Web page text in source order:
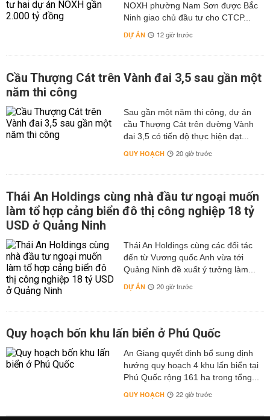
NOXH phường Nam Sơn được Bắc
Ninh giao chủ đầu tư cho CTCP...
DỰ ÁN 12 giờ trước
Cầu Thượng Cát trên Vành đai 3,5 sau gần một
năm thi công
Sau gần một năm thi công, dự án
cầu Thượng Cát trên đường Vành
đai 3,5 có tiến độ thực hiện đạt...
QUY HOẠCH 20 giờ trước
Thái An Holdings cùng nhà đầu tư ngoại muốn
làm tổ hợp cảng biển đô thị công nghiệp 18 tỷ
USD ở Quảng Ninh
Thái An Holdings cùng các đối tác
đến từ Vương quốc Anh vừa tới
Quảng Ninh đề xuất ý tưởng làm...
DỰ ÁN 20 giờ trước
Quy hoạch bốn khu lấn biển ở Phú Quốc
An Giang quyết định bổ sung định
hướng quy hoạch 4 khu lấn biển tại
Phú Quốc rộng 161 ha trong tổng...
QUY HOẠCH 22 giờ trước